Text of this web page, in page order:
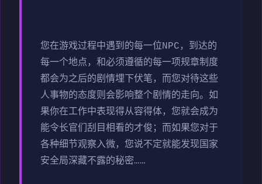
您在游戏过程中遇到的每一位NPC，到达的
每一个地点，和必须遵循的每一项规章制度
都会为之后的剧情埋下伏笔，而您对待这些
人事物的态度则会影响整个剧情的走向。如
果你在工作中表现得从容得体，您就会成为
能令长官们刮目相看的才俊；而如果您对于
各种细节观察入微，您说不定就能发现国家
安全局深藏不露的秘密……